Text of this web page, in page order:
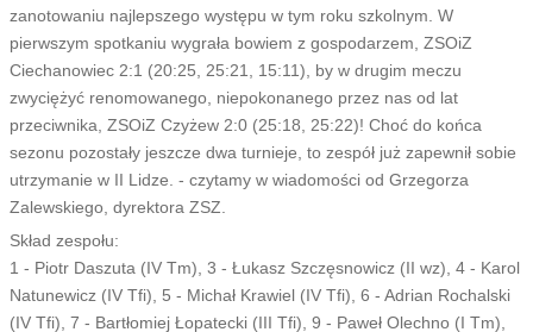
zanotowaniu najlepszego występu w tym roku szkolnym. W
pierwszym spotkaniu wygrała bowiem z gospodarzem, ZSOiZ
Ciechanowiec 2:1 (20:25, 25:21, 15:11), by w drugim meczu
zwyciężyć renomowanego, niepokonanego przez nas od lat
przeciwnika, ZSOiZ Czyżew 2:0 (25:18, 25:22)! Choć do końca
sezonu pozostały jeszcze dwa turnieje, to zespół już zapewnił sobie
utrzymanie w II Lidze. - czytamy w wiadomości od Grzegorza
Zalewskiego, dyrektora ZSZ.
Skład zespołu:
1 - Piotr Daszuta (IV Tm), 3 - Łukasz Szczęsnowicz (II wz), 4 - Karol
Natunewicz (IV Tfi), 5 - Michał Krawiel (IV Tfi), 6 - Adrian Rochalski
(IV Tfi), 7 - Bartłomiej Łopatecki (III Tfi), 9 - Paweł Olechno (I Tm),